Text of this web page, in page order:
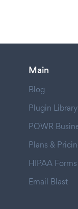
Main
Blog
Plugin Library
POWR
Plans &
HIPAA Forms
Email Blast